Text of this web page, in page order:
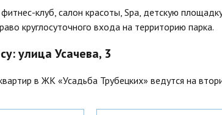
клуб, салон красоты, Spa, детскую
круглосуточного входа на территорию парка.
улица Усачева, 3
в ЖК «Усадьба Трубецких» ведутся на